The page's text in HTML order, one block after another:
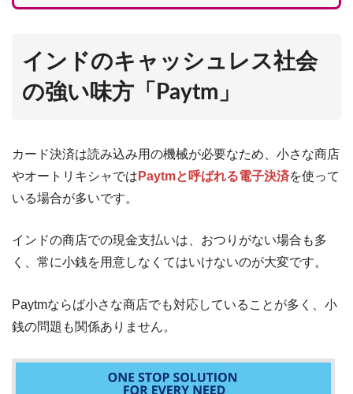
インドのキャッシュレス社会
の強い味方「Paytm」
カード決済は読み込み用の機械が必要なため、小さな商店
やオートリキシャでは Paytmと呼ばれる電子決済を使って
いる場合が多いです。
インドの商店での現金支払いは、おつりがない場合も多
く、常に小銭を用意しなくてはいけないのが大変です。
Paytmならば小さな商店でも対応していることが多く、小
銭の問題も関係ありません。